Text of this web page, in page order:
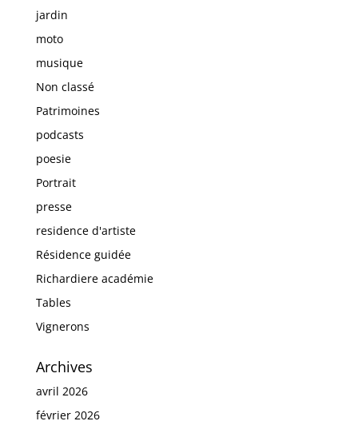
jardin
moto
musique
Non classé
Patrimoines
podcasts
poesie
Portrait
presse
residence d'artiste
Résidence guidée
Richardiere académie
Tables
Vignerons
Archives
avril 2026
février 2026